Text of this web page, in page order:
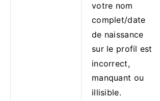
votre nom
complet/date
de naissance
sur le profil est
incorrect,
manquant ou
illisible.